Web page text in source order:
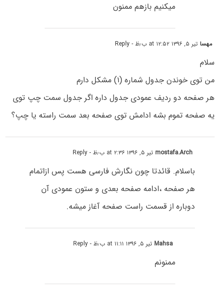
میکنیم بازهم ممنون
مهساتیر ۵, ۱۳۹۶ at ۱۲:۵۲ ب٫ظ - Reply
سلام
من توی خوندن جدول شماره (۱) مشکل دارم
هر صفحه دو ردیف عمودی جدول داره اگر جدول سمت چپ توی
یه صفحه تموم بشه ادامش توی صفحه بعد سمت راسته یا چپ؟
mostafa.Archتیر ۵, ۱۳۹۶ at ۲:۳۶ ب٫ظ - Reply
باسلام. قائدتا چون نگارش فارسی هست پس ازاتمام
هر صفحه ،ادامه صفحه بعدی و ستون عمودی آن
دوباره از قسمت راست صفحه آغاز میشه.
Mahsaتیر ۵, ۱۳۹۶ at ۱۱:۱۱ ب٫ظ - Reply
ممنونم